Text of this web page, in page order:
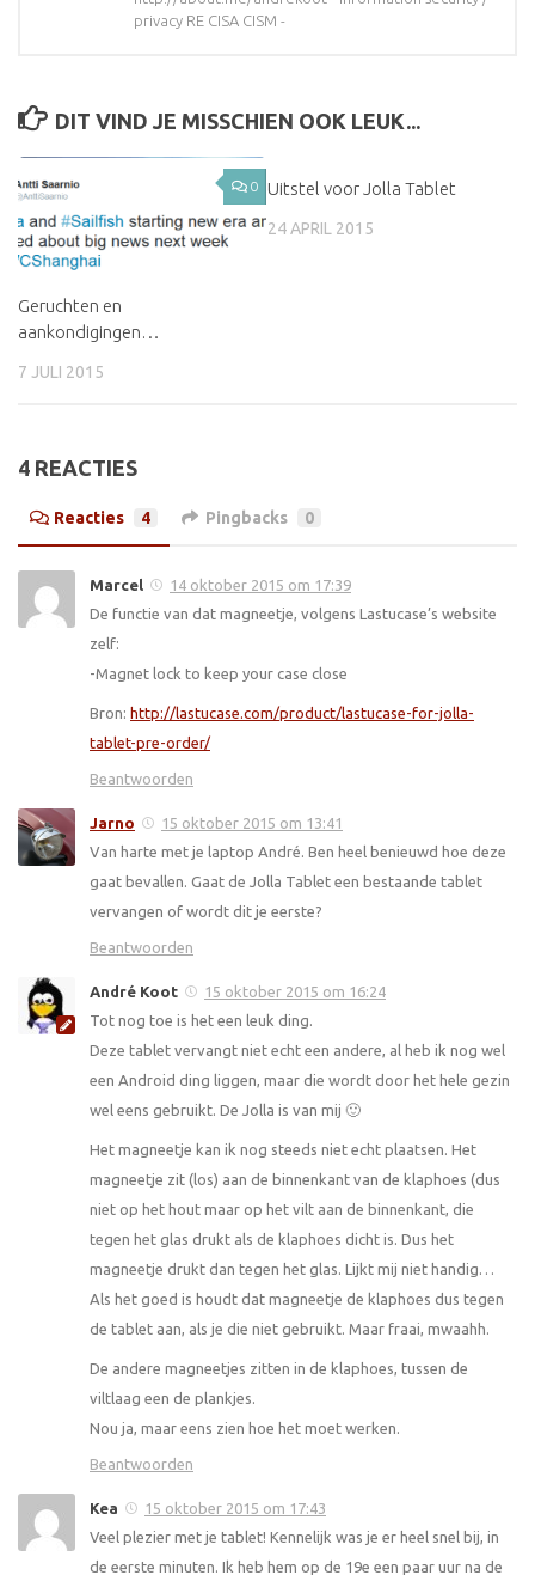
privacy RE CISA CISM -
DIT VIND JE MISSCHIEN OOK LEUK...
0
Geruchten en
aankondigingen…
7 JULI 2015
Uitstel voor Jolla Tablet
24 APRIL 2015
4 REACTIES
Reacties 4 Pingbacks 0
Marcel
14 oktober 2015 om 17:39
De functie van dat magneetje, volgens Lastucase’s website
zelf:
-Magnet lock to keep your case close
Bron: http://lastucase.com/product/lastucase-for-jolla-
tablet-pre-order/
Beantwoorden
Jarno
15 oktober 2015 om 13:41
Van harte met je laptop André. Ben heel benieuwd hoe deze
gaat bevallen. Gaat de Jolla Tablet een bestaande tablet
vervangen of wordt dit je eerste?
Beantwoorden
André Koot
15 oktober 2015 om 16:24
Tot nog toe is het een leuk ding.
Deze tablet vervangt niet echt een andere, al heb ik nog wel
een Android ding liggen, maar die wordt door het hele gezin
wel eens gebruikt. De Jolla is van mij 🙂
Het magneetje kan ik nog steeds niet echt plaatsen. Het
magneetje zit (los) aan de binnenkant van de klaphoes (dus
niet op het hout maar op het vilt aan de binnenkant, die
tegen het glas drukt als de klaphoes dicht is. Dus het
magneetje drukt dan tegen het glas. Lijkt mij niet handig…
Als het goed is houdt dat magneetje de klaphoes dus tegen
de tablet aan, als je die niet gebruikt. Maar fraai, mwaahh.
De andere magneetjes zitten in de klaphoes, tussen de
viltlaag een de plankjes.
Nou ja, maar eens zien hoe het moet werken.
Beantwoorden
Kea
15 oktober 2015 om 17:43
Veel plezier met je tablet! Kennelijk was je er heel snel bij, in
de eerste minuten. Ik heb hem op de 19e een paar uur na de